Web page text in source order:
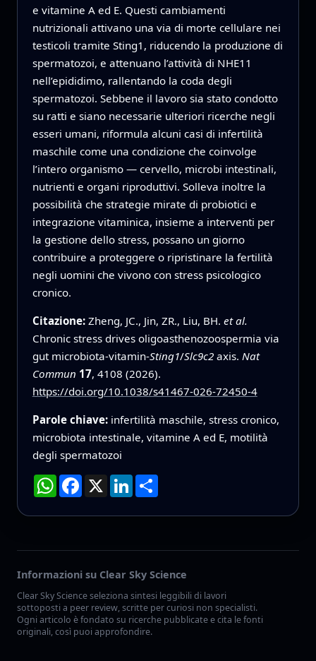
e vitamine A ed E. Questi cambiamenti
nutrizionali attivano una via di morte cellulare nei
testicoli tramite Sting1, riducendo la produzione di
spermatozoi, e attenuano l’attività di NHE11
nell’epididimo, rallentando la coda degli
spermatozoi. Sebbene il lavoro sia stato condotto
su ratti e siano necessarie ulteriori ricerche negli
esseri umani, riformula alcuni casi di infertilità
maschile come una condizione che coinvolge
l’intero organismo — cervello, microbi intestinali,
nutrienti e organi riproduttivi. Solleva inoltre la
possibilità che strategie mirate di probiotici e
integrazione vitaminica, insieme a interventi per
la gestione dello stress, possano un giorno
contribuire a proteggere o ripristinare la fertilità
negli uomini che vivono con stress psicologico
cronico.
Citazione: Zheng, JC., Jin, ZR., Liu, BH. et al.
Chronic stress drives oligoasthenozoospermia via
gut microbiota-vitamin-Sting1/Slc9c2axis. Nat
Commun 17, 4108 (2026).
https://doi.org/10.1038/s41467-026-72450-4
Parole chiave: infertilità maschile, stress cronico,
microbiota intestinale, vitamine A ed E, motilità
degli spermatozoi
WhatsApp
Facebook
X LinkedInCondividi
Informazioni su Clear Sky Science
Clear Sky Science seleziona sintesi leggibili di lavori
sottoposti a peer review, scritte per curiosi non specialisti.
Ogni articolo è fondato su ricerche pubblicate e cita le fonti
originali, così puoi approfondire.